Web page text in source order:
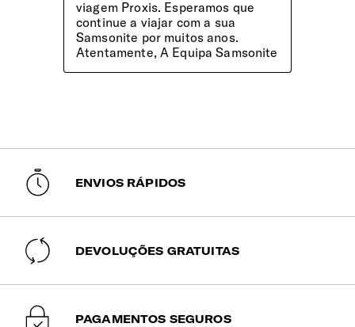
ENVIOS RÁPIDOS
DEVOLUÇÕES GRATUITAS
PAGAMENTOS SEGUROS